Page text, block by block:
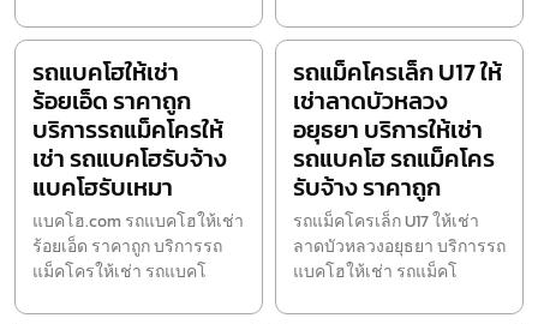
รถแบคโฮให้เช่า
ร้อยเอ็ด ราคาถูก
บริการรถแม็คโครให้
เช่า รถแบคโฮรับจ้าง
แบคโฮรับเหมา
แบคโฮ.com รถแบคโฮให้เช่า
ร้อยเอ็ด ราคาถูก บริการรถ
แม็คโครให้เช่า รถแบคโ
รถแม็คโครเล็ก U17 ให้
เช่าลาดบัวหลวง
อยุธยา บริการให้เช่า
รถแบคโฮ รถแม็คโคร
รับจ้าง ราคาถูก
รถแม็คโครเล็ก U17 ให้เช่า
ลาดบัวหลวงอยุธยา บริการรถ
แบคโฮให้เช่า รถแม็คโ